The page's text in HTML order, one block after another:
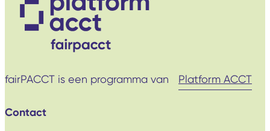
fairPACCT is een programma van Platform ACCT
Contact